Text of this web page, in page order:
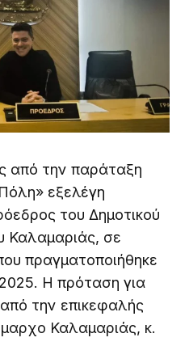
από την παράταξη
εξελέγη
του Δημοτικού
Καλαμαριάς, σε
πραγματοποιήθηκε
Η πρόταση για
την επικεφαλής
Καλαμαριάς, κ.